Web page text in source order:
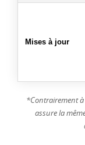
Mises à jour
*Contrairement à
assure la